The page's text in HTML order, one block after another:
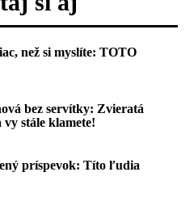
než si myslíte: TOTO
bez servítky: Zvieratá
stále klamete!
príspevok: Títo ľudia